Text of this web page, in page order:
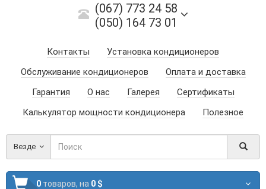
(067) 773 24 58
(050) 164 73 01
Контакты
Установка кондиционеров
Обслуживание кондиционеров
Оплата и доставка
Гарантия
О нас Галерея
Сертификаты
Калькулятор мощности кондиционера
Полезное
Везде
0 товаров, на 0 $